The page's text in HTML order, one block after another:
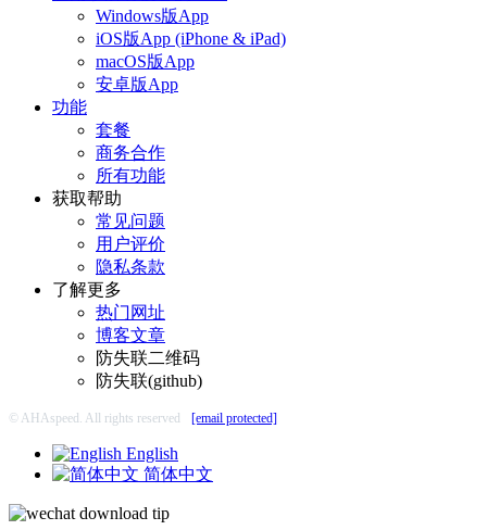
Windows版App
iOS版App (iPhone & iPad)
macOS版App
安卓版App
功能
套餐
商务合作
所有功能
获取帮助
常见问题
用户评价
隐私条款
了解更多
热门网址
博客文章
防失联二维码
防失联(github)
© AHAspeed. All rights reserved [email protected]
English
简体中文